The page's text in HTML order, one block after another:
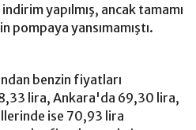
yapılmış, ancak tamamı
pompaya yansımamıştı.
benzin fiyatları
lira, Ankara'da 69,30 lira,
ise 70,93 lira